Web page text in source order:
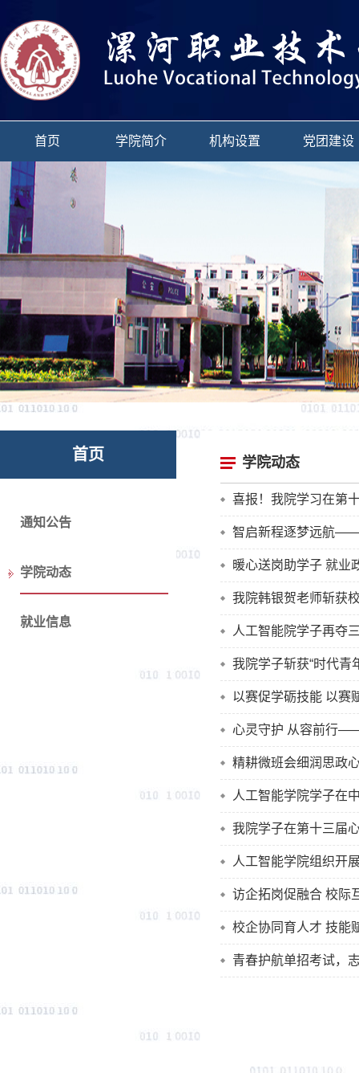
首页 学院简介 机构设置 党团建设
首页
通知公告
学院动态
就业信息
学院动态
喜报！我院学习在第
智启新程逐梦远航——
暖心送岗助学子 就
我院韩银贺老师斩获
人工智能院学子再夺
我院学子斩获“时代青
以赛促学砺技能 以
心灵守护 从容前行
精耕微班会细润思政
人工智能学院学子在
我院学子在第十三届
人工智能学院组织开
访企拓岗促融合 校
校企协同育人才 技
青春护航单招考试，